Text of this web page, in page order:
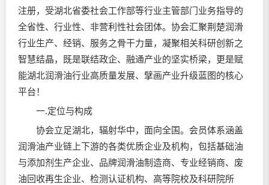
注册，受湖北省委社会工作部等行业主管部门业务指导的
全省性、行业性、非营利性社会团体。协会汇聚荆楚润滑
行业生产、经销、服务之骨干力量，凝聚相关科研创新之
智慧结晶，既是联结政企、融通产业的坚实桥梁，更是赋
能湖北润滑油行业高质量发展、擘画产业升级蓝图的核心
平台！
一.定位与构成
协会立足湖北，辐射华中，面向全国。会员体系涵盖
润滑油产业链上下游的各类优质企业及机构，包括基础油
与添加剂生产企业、品牌润滑油制造商、专业经销商、废
油回收再生企业、检测认证机构、高等院校及科研院所